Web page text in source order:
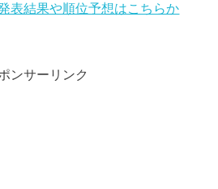
表結果や順位予想はこちらか
ンサーリンク